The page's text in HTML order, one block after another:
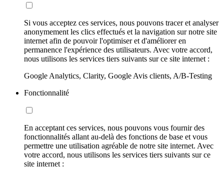
Si vous acceptez ces services, nous pouvons tracer et analyser
anonymement les clics effectués et la navigation sur notre site
internet afin de pouvoir l'optimiser et d'améliorer en
permanence l'expérience des utilisateurs. Avec votre accord,
nous utilisons les services tiers suivants sur ce site internet :
Google Analytics, Clarity, Google Avis clients, A/B-Testing
Fonctionnalité
En acceptant ces services, nous pouvons vous fournir des
fonctionnalités allant au-delà des fonctions de base et vous
permettre une utilisation agréable de notre site internet. Avec
votre accord, nous utilisons les services tiers suivants sur ce
site internet :